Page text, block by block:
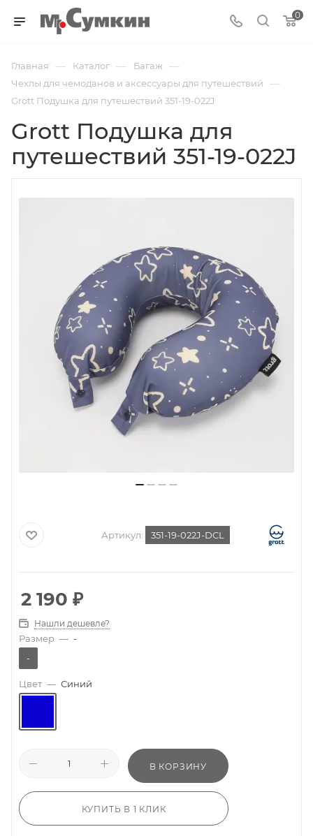
0
Главная — Каталог — Багаж —
Чехлы для чемоданов и аксессуары для путешествий —
Grott Подушка для путешествий 351-19-022J
Grott Подушка для
путешествий 351-19-022J
Артикул: 351-19-022J-DCL
2 190 ₽
Нашли дешевле?
Размер — -
-
Цвет — Синий
В КОРЗИНУ
КУПИТЬ В 1 КЛИК